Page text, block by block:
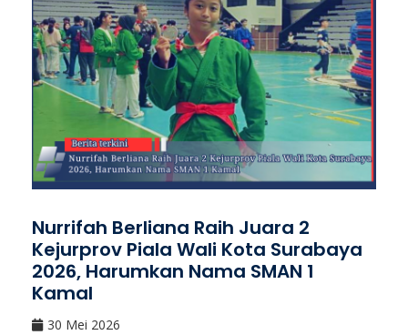
Nurrifah Berliana Raih Juara 2
Kejurprov Piala Wali Kota Surabaya
2026, Harumkan Nama SMAN 1
Kamal
30 Mei 2026